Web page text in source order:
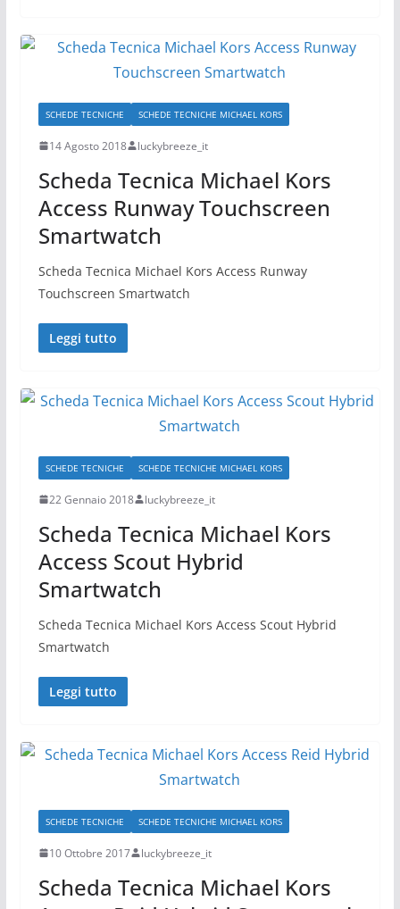
SCHEDE TECNICHE SCHEDE TECNICHE MICHAEL KORS
14 Agosto 2018 luckybreeze_it
Scheda Tecnica Michael Kors
Access Runway Touchscreen
Smartwatch
Scheda Tecnica Michael Kors Access Runway
Touchscreen Smartwatch
Leggi tutto
SCHEDE TECNICHE SCHEDE TECNICHE MICHAEL KORS
22 Gennaio 2018 luckybreeze_it
Scheda Tecnica Michael Kors
Access Scout Hybrid
Smartwatch
Scheda Tecnica Michael Kors Access Scout Hybrid
Smartwatch
Leggi tutto
SCHEDE TECNICHE SCHEDE TECNICHE MICHAEL KORS
10 Ottobre 2017 luckybreeze_it
Scheda Tecnica Michael Kors